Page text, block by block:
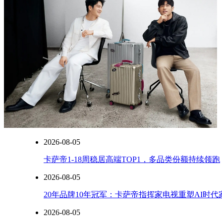
和
2026-08-05
卡萨帝1-18周稳居高端TOP1，多品类份额持续领跑
2026-08-05
20年品牌10年冠军：卡萨帝指挥家电视重塑AI时代
2026-08-05